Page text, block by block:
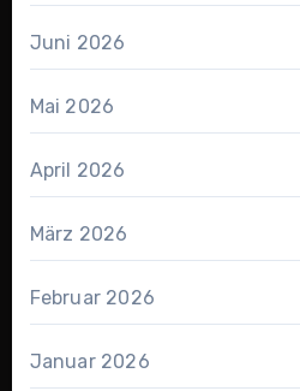
Juni 2026
Mai 2026
April 2026
März 2026
Februar 2026
Januar 2026